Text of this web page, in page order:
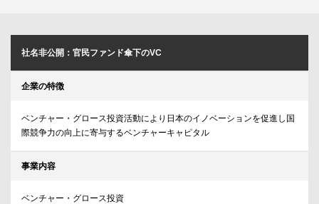
社名非公開：官民ファンド傘下のVC
企業の特徴
ベンチャー・グロース投資活動により日本のイノベーションを促進し国
際競争力の向上に寄与するベンチャーキャピタル
事業内容
ベンチャー・グロース投資